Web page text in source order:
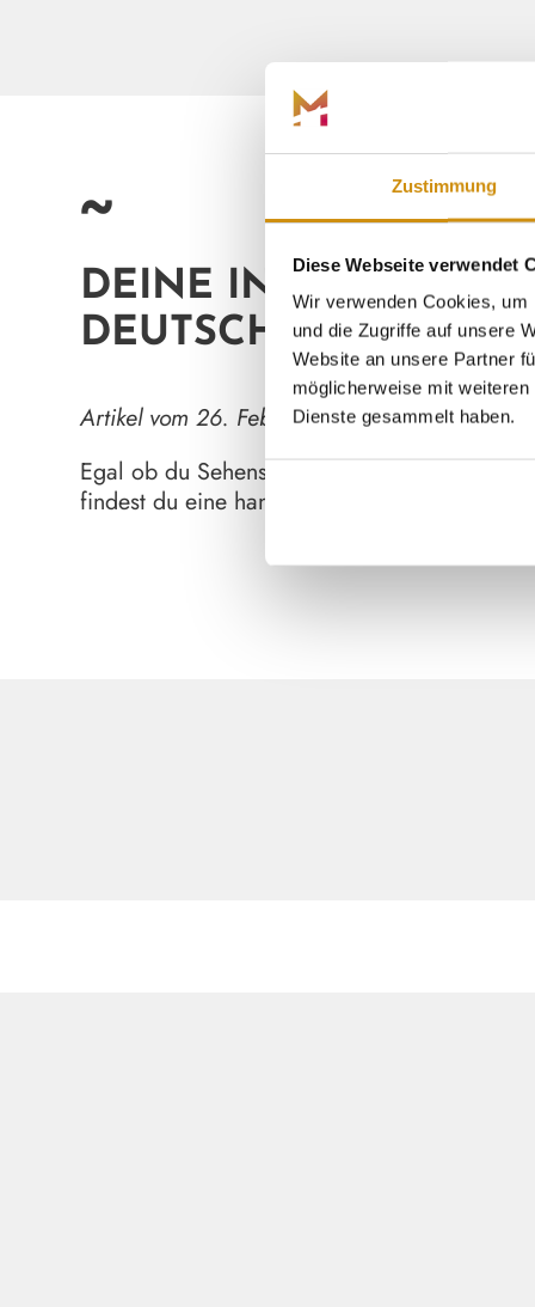
Zustimmung
Diese Webseite verwendet
Wir verwenden Cookies,
und die Zugriffe auf unsere
Website an unsere Partner
möglicherweise mit
Dienste gesammelt haben.
~
DEINE INSPIRATION
DEUTSCHLAND
Artikel vom 26. Februar 2024
Egal ob du Sehenswürdigkeiten in der
findest du eine handverlesene Sammlung